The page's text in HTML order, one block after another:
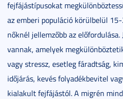
fejfájástípusokat
az emberi populáció körülbelül
nőknél jellemzőbb az
vannak, amelyek
vagy stressz, esetleg fáradtság,
időjárás, kevés folyadékbevitel
kialakult fejfájástól. A migrén